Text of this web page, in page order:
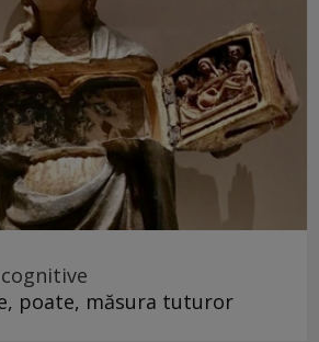
poate, măsura tuturor